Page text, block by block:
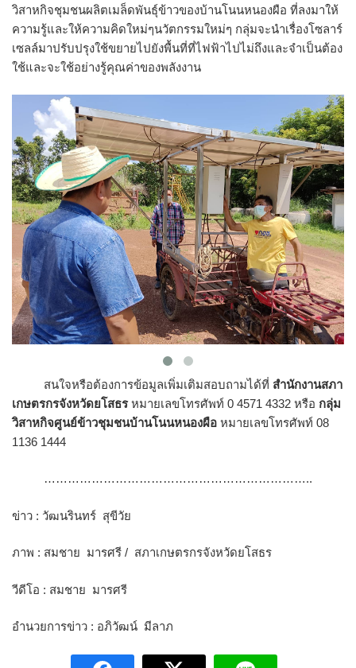
วิสาหกิจชุมชนผลิตเมล็ดพันธุ์ข้าวของบ้านโนนหนองผือ ที่ลงมาให้
ความรู้และให้ความคิดใหม่ๆนวัตกรรมใหม่ๆ กลุ่มจะนำเรื่องโซลาร์
เซลล์มาปรับปรุงใช้ขยายไปยังพื้นที่ที่ไฟฟ้าไปไม่ถึงและจำเป็นต้อง
ใช้และจะใช้อย่างรู้คุณค่าของพลังงาน
สนใจหรือต้องการข้อมูลเพิ่มเติมสอบถามได้ที่ สำนักงานสภา
เกษตรกรจังหวัดยโสธรหมายเลขโทรศัพท์ 0 4571 4332 หรือ กลุ่ม
วิสาหกิจศูนย์ข้าวชุมชนบ้านโนนหนองผือ หมายเลขโทรศัพท์ 08
1136 1444
…………………………………………………………..
ข่าว : วัฒนรินทร์ สุขีวัย
ภาพ : สมชาย มารศรี / สภาเกษตรกรจังหวัดยโสธร
วีดีโอ : สมชาย มารศรี
อำนวยการข่าว : อภิวัฒน์ มีลาภ